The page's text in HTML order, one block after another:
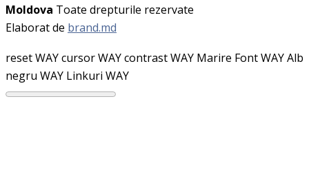
Moldova Toate drepturile rezervate
Elaborat de brand.md
reset WAYcursor WAYcontrast WAY Marire Font WAYAlb
negru WAY Linkuri WAY